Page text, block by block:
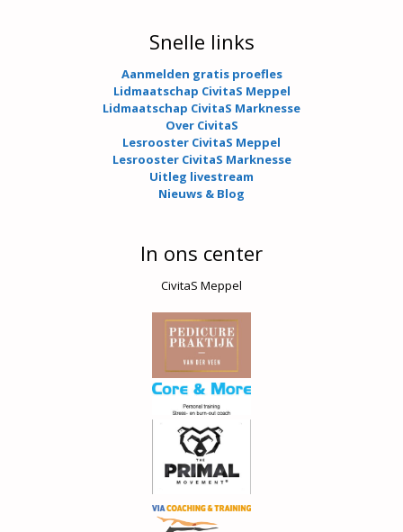
Snelle links
Aanmelden gratis proefles
Lidmaatschap CivitaS Meppel
Lidmaatschap CivitaS Marknesse
Over CivitaS
Lesrooster CivitaS Meppel
Lesrooster CivitaS Marknesse
Uitleg livestream
Nieuws & Blog
In ons center
CivitaS Meppel